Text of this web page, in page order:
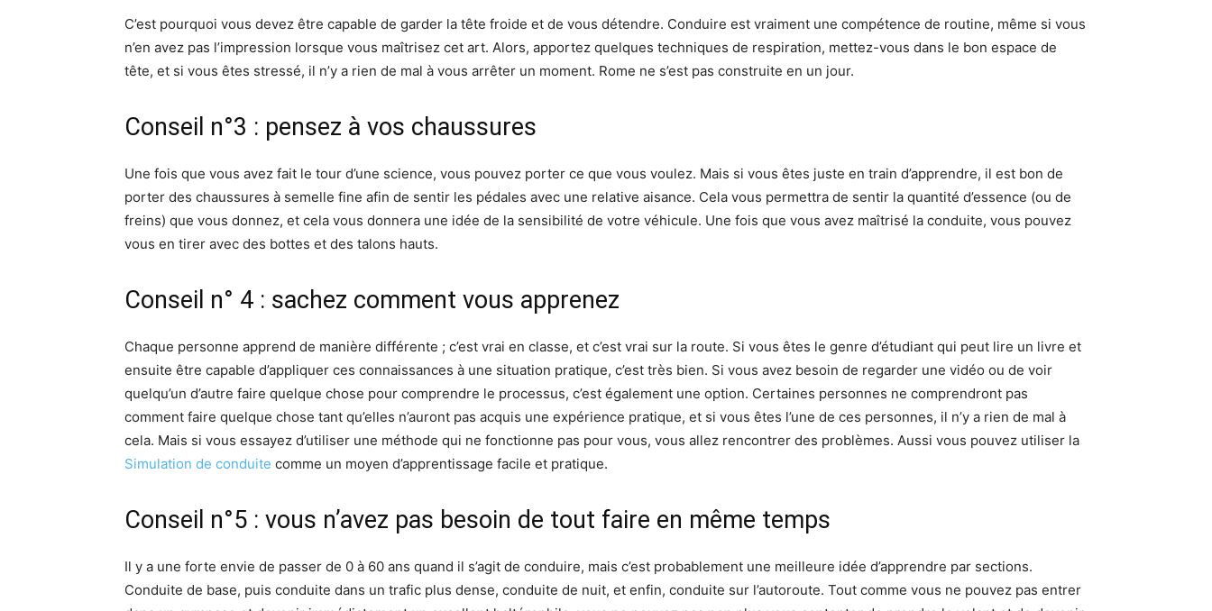
C’est pourquoi vous devez être capable de garder la tête froide et de vous détendre. Conduire est vraiment une compétence de routine, même si vous
n’en avez pas l’impression lorsque vous maîtrisez cet art. Alors, apportez quelques techniques de respiration, mettez-vous dans le bon espace de
tête, et si vous êtes stressé, il n’y a rien de mal à vous arrêter un moment. Rome ne s’est pas construite en un jour.
Conseil n°3 : pensez à vos chaussures
Une fois que vous avez fait le tour d’une science, vous pouvez porter ce que vous voulez. Mais si vous êtes juste en train d’apprendre, il est bon de
porter des chaussures à semelle fine afin de sentir les pédales avec une relative aisance. Cela vous permettra de sentir la quantité d’essence (ou de
freins) que vous donnez, et cela vous donnera une idée de la sensibilité de votre véhicule. Une fois que vous avez maîtrisé la conduite, vous pouvez
vous en tirer avec des bottes et des talons hauts.
Conseil n° 4 : sachez comment vous apprenez
Chaque personne apprend de manière différente ; c’est vrai en classe, et c’est vrai sur la route. Si vous êtes le genre d’étudiant qui peut lire un livre et
ensuite être capable d’appliquer ces connaissances à une situation pratique, c’est très bien. Si vous avez besoin de regarder une vidéo ou de voir
quelqu’un d’autre faire quelque chose pour comprendre le processus, c’est également une option. Certaines personnes ne comprendront pas
comment faire quelque chose tant qu’elles n’auront pas acquis une expérience pratique, et si vous êtes l’une de ces personnes, il n’y a rien de mal à
cela. Mais si vous essayez d’utiliser une méthode qui ne fonctionne pas pour vous, vous allez rencontrer des problèmes. Aussi vous pouvez utiliser la
Simulation de conduite comme un moyen d’apprentissage facile et pratique.
Conseil n°5 : vous n’avez pas besoin de tout faire en même temps
Il y a une forte envie de passer de 0 à 60 ans quand il s’agit de conduire, mais c’est probablement une meilleure idée d’apprendre par sections.
Conduite de base, puis conduite dans un trafic plus dense, conduite de nuit, et enfin, conduite sur l’autoroute. Tout comme vous ne pouvez pas entrer